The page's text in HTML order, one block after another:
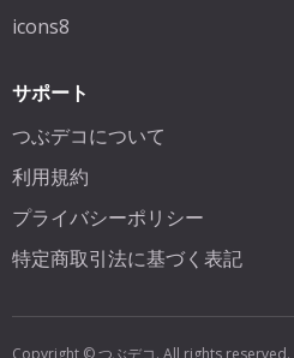
icons8
サポート
つぶデコについて
利用規約
プライバシーポリシー
特定商取引法に基づく表記
Copyright © つぶデコ. All rights reserved.